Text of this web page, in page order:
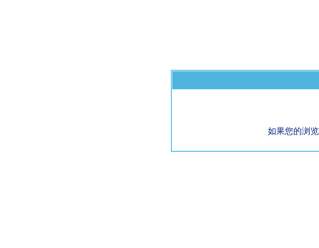
如果您的浏